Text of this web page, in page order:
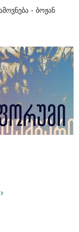
- ბოჟან